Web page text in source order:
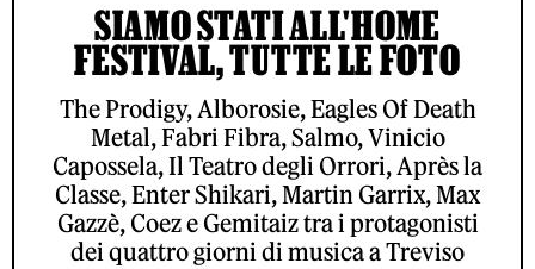
SIAMO STATI ALL'HOME
FESTIVAL, TUTTE LE FOTO
The Prodigy, Alborosie, Eagles Of Death
Metal, Fabri Fibra, Salmo, Vinicio
Capossela, Il Teatro degli Orrori, Après la
Classe, Enter Shikari, Martin Garrix, Max
Gazzè, Coez e Gemitaiz tra i protagonisti
dei quattro giorni di musica a Treviso